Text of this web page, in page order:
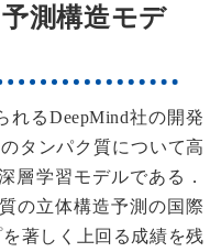
測構造モデ
れるDeepMind社の開発
タンパク質について高
層学習モデルである．
の立体構造予測の国際
著しく上回る成績を残